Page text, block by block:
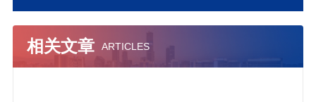
相关文章 ARTICLES